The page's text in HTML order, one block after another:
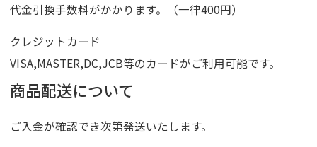
代金引換手数料がかかります。（一律400円）
クレジットカード
VISA,MASTER,DC,JCB等のカードがご利用可能です。
商品配送について
ご入金が確認でき次第発送いたします。